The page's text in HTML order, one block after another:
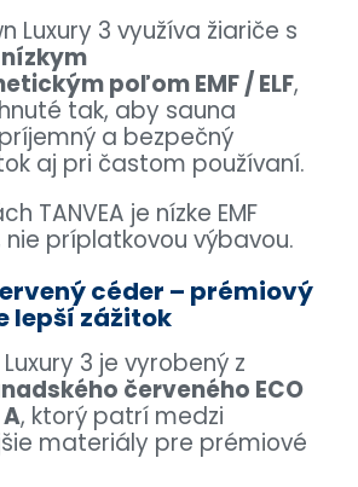
Luxury 3 využíva žiariče s
poľom EMF / ELF,
tak, aby sauna
a bezpečný
aj pri častom používaní.
TANVEA je nízke EMF
príplatkovou výbavou.
céder – prémiový
lepší zážitok
3 je vyrobený z
červeného ECO
, ktorý patrí medzi
materiály pre prémiové